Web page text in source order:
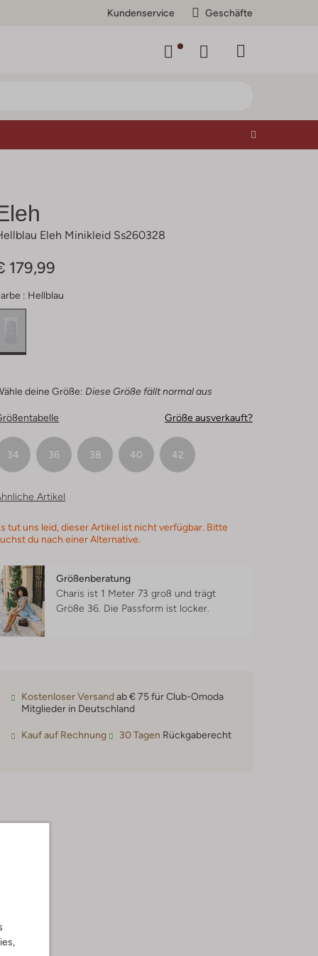
Kundenservice Geschäfte
Eleh Minikleid Ss260328
179,99
: Hellblau
deine Größe: Diese Größe fällt normal aus
Größe ausverkauft?
34 36 38 40 42
Artikel
tut uns leid, dieser Artikel ist nicht verfügbar. Bitte
du nach einer Alternative.
Größenberatung
Charis ist 1 Meter 73 groß und trägt
Größe 36. Die Passform ist locker
Kostenloser Versandab € 75 für Club-Omoda
Mitglieder in Deutschland
Kauf auf Rechnung 30 Tagen Rückgaberecht